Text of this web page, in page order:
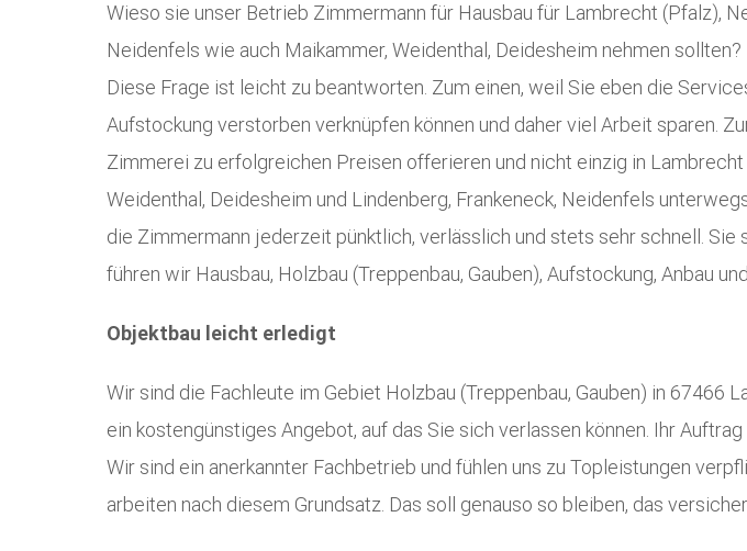
Wieso sie unser Betrieb Zimmermann für Hausbau für Lambrecht (Pfalz),
Neidenfels wie auch Maikammer, Weidenthal, Deidesheim nehmen sollten?
Diese Frage ist leicht zu beantworten. Zum einen, weil Sie eben die
Aufstockung verstorben verknüpfen können und daher viel Arbeit sparen.
Zimmerei zu erfolgreichen Preisen offerieren und nicht einzig in
Weidenthal, Deidesheim und Lindenberg, Frankeneck, Neidenfels
die Zimmermann jederzeit pünktlich, verlässlich und stets sehr schnell.
führen wir Hausbau, Holzbau (Treppenbau, Gauben), Aufstockung, Anbau
Objektbau leicht erledigt
Wir sind die Fachleute im Gebiet Holzbau (Treppenbau, Gauben) in 67466
ein kostengünstiges Angebot, auf das Sie sich verlassen können. Ihr
Wir sind ein anerkannter Fachbetrieb und fühlen uns zu Topleistungen
arbeiten nach diesem Grundsatz. Das soll genauso so bleiben, das